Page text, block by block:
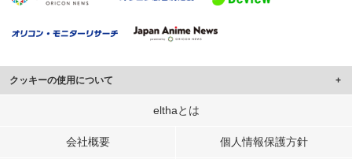
クッキーの使用について
このサイトでは Cookie を使用して、ユーザーに合わせたコンテンツや広告の
行っています。
elthaとは
会社概要 個人情報保護方針